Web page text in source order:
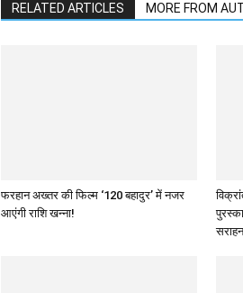
RELATED ARTICLES MORE FROM
फरहान अख्तर की फिल्म ‘120 बहादुर’ में नजर
आएंगी राशि खन्ना!